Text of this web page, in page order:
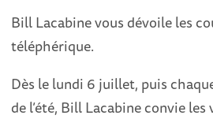
Bill Lacabine vous dévoile les
téléphérique.
Dès le lundi 6 juillet, puis
de l’été, Bill Lacabine convie